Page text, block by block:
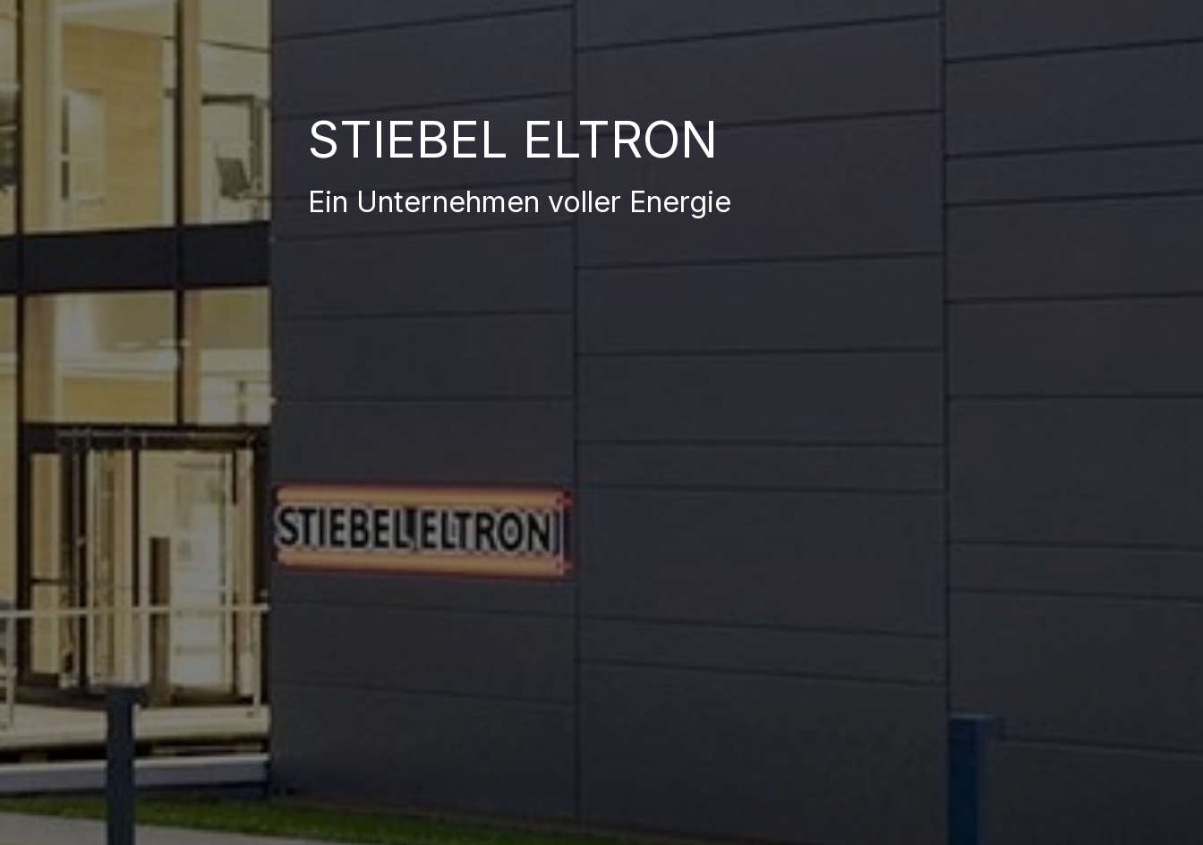
STIEBEL ELTRON
Ein Unternehmen voller Energie